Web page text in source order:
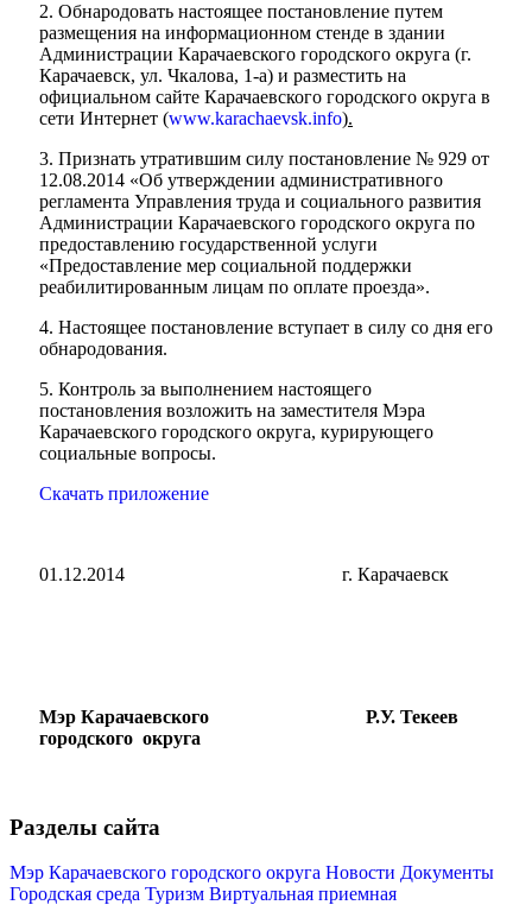
2. Обнародовать настоящее постановление путем
размещения на информационном стенде в здании
Администрации Карачаевского городского округа (г.
Карачаевск, ул. Чкалова, 1-а) и разместить на
официальном сайте Карачаевского городского округа в
сети Интернет (www.karachaevsk.info).
3. Признать утратившим силу постановление № 929 от
12.08.2014 «Об утверждении административного
регламента Управления труда и социального развития
Администрации Карачаевского городского округа по
предоставлению государственной услуги
«Предоставление мер социальной поддержки
реабилитированным лицам по оплате проезда».
4. Настоящее постановление вступает в силу со дня его
обнародования.
5. Контроль за выполнением настоящего
постановления возложить на заместителя Мэра
Карачаевского городского округа, курирующего
социальные вопросы.
Скачать приложение
01.12.2014 г. Карачаевск
Мэр Карачаевского
городского округа
Р.У. Текеев
Разделы сайта
Мэр Карачаевского городского округа Новости Документы
Городская среда Туризм Виртуальная приемная